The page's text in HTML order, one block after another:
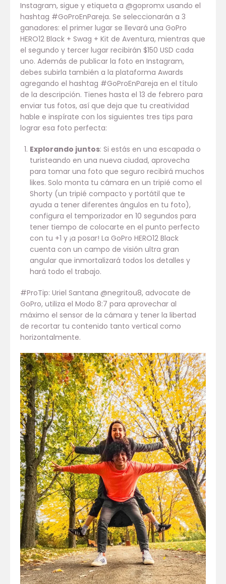
Instagram, sigue y etiqueta a @gopromx usando el
hashtag #GoProEnPareja. Se seleccionarán a 3
ganadores: el primer lugar se llevará una GoPro
HERO12 Black + Swag + Kit de Aventura, mientras que
el segundo y tercer lugar recibirán $150 USD cada
uno. Además de publicar la foto en Instagram,
debes subirla también a la plataforma Awards
agregando el hashtag #GoProEnPareja en el título
de la descripción. Tienes hasta el 13 de febrero para
enviar tus fotos, así que deja que tu creatividad
hable e inspírate con los siguientes tres tips para
lograr esa foto perfecta:
Explorando juntos: Si estás en una escapada o
turisteando en una nueva ciudad, aprovecha
para tomar una foto que seguro recibirá muchos
likes. Solo monta tu cámara en un tripié como el
Shorty (un tripié compacto y portátil que te
ayuda a tener diferentes ángulos en tu foto),
configura el temporizador en 10 segundos para
tener tiempo de colocarte en el punto perfecto
con tu +1 y ¡a posar! La GoPro HERO12 Black
cuenta con un campo de visión ultra gran
angular que inmortalizará todos los detalles y
hará todo el trabajo.
#ProTip: Uriel Santana @negritou8, advocate de
GoPro, utiliza el Modo 8:7 para aprovechar al
máximo el sensor de la cámara y tener la libertad
de recortar tu contenido tanto vertical como
horizontalmente.